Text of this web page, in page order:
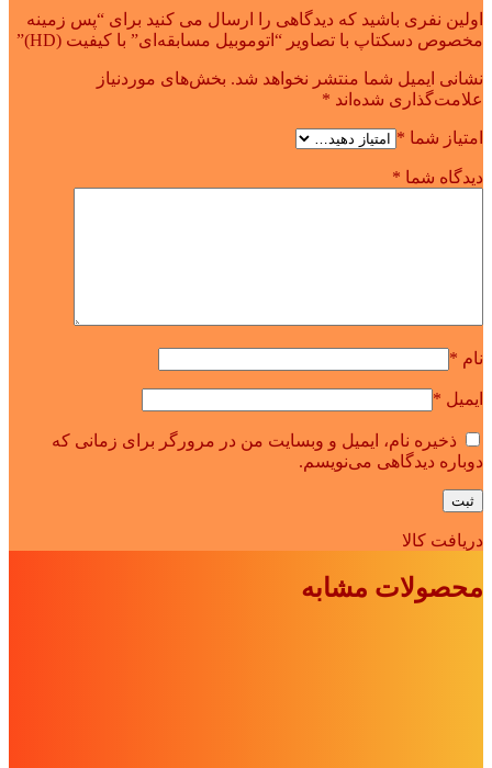
اولین نفری باشید که دیدگاهی را ارسال می کنید برای “پس زمینه
مخصوص دسکتاپ با تصاویر “اتوموبیل مسابقه‌ای” با کیفیت (HD)”
نشانی ایمیل شما منتشر نخواهد شد. بخش‌های موردنیاز
علامت‌گذاری شده‌اند *
امتیاز شما *
دیدگاه شما *
نام *
ایمیل *
ذخیره نام، ایمیل و وبسایت من در مرورگر برای زمانی که
دوباره دیدگاهی می‌نویسم.
دریافت کالا
محصولات مشابه